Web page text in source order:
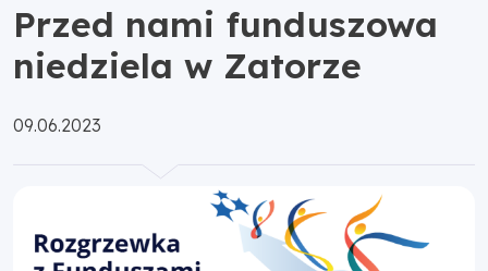
Przed nami funduszowa
niedziela w Zatorze
Opublikowano:
09.06.2023